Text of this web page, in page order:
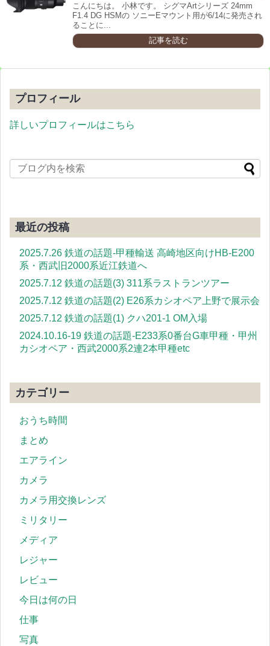
こんにちは。 小林です。 シグマArtシリーズ 24mm
F1.4 DG HSMの ソニーEマウント用が6/14に発売され
ることに...
記事を読む
プロフィール
詳しいプロフィールはこちら
最近の投稿
2025.7.26 鉄道の話題-甲種輸送 高崎地区向けHB-E200
系・西武旧2000系近江鉄道へ
2025.7.12 鉄道の話題(3) 311系ラストランツアー
2025.7.12 鉄道の話題(2) E26系カシオペア上野で展示会
2025.7.12 鉄道の話題(1) クハ201-1 OM入場
2024.10.16-19 鉄道の話題-E233系0番台G車甲種・甲州
カシオペア・西武2000系2連2本甲種etc
カテゴリー
おうち時間
まとめ
エアライン
カメラ
カメラ用交換レンズ
ミリタリー
メディア
レジャー
レビュー
今日は何の日
仕事
写真